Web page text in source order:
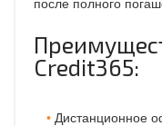
после полного
Credit365:
Дистанционное